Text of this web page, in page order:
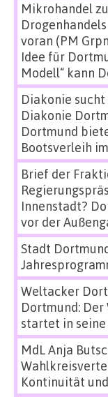
Mikrohandel
voran (PM
Idee für
Modell“ kann
Diakonie
Diakonie
Dortmund
Bootsverleih
Brief der
Innenstadt?
vor der
Stadt
Weltacker
Dortmund:
startet in seine
MdL Anja
Kontinuität